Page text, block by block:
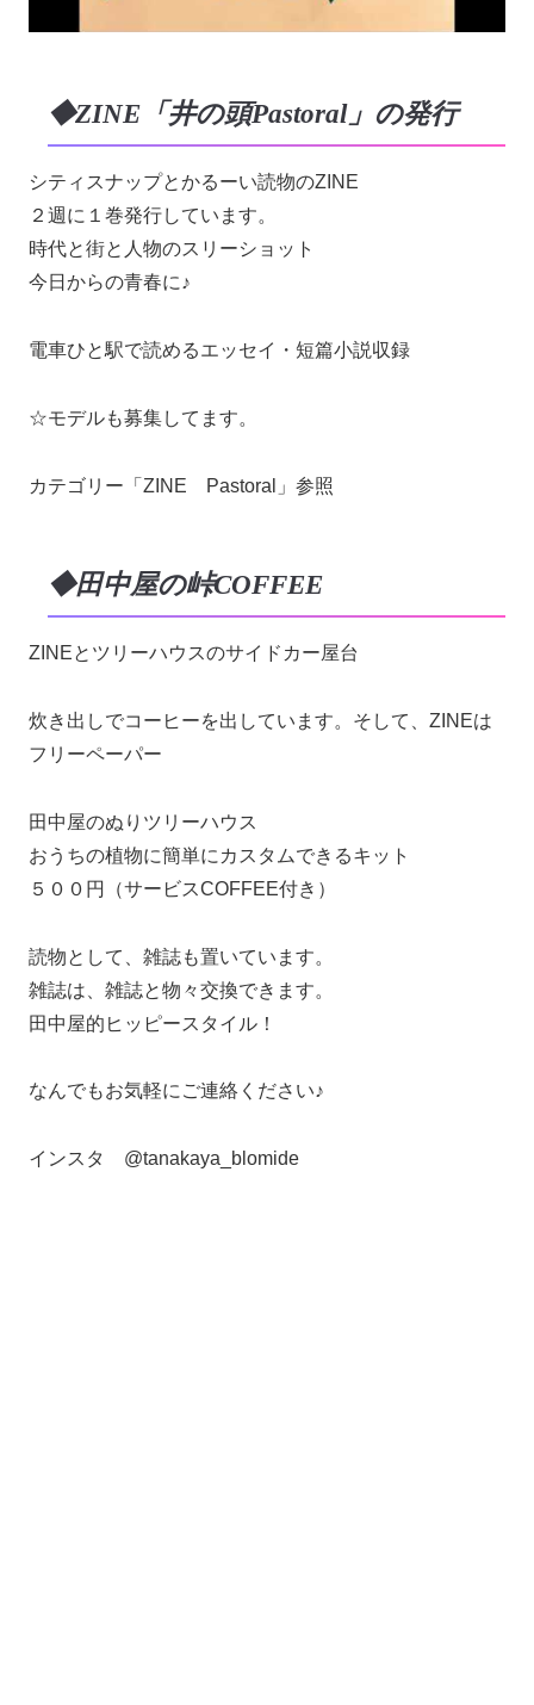
◆ZINE「井の頭Pastoral」の発行
シティスナップとかるーい読物のZINE
２週に１巻発行しています。
時代と街と人物のスリーショット
今日からの青春に♪
電車ひと駅で読めるエッセイ・短篇小説収録
☆モデルも募集してます。
カテゴリー「ZINE Pastoral」参照
◆田中屋の峠COFFEE
ZINEとツリーハウスのサイドカー屋台
炊き出しでコーヒーを出しています。そして、ZINEは
フリーペーパー
田中屋のぬりツリーハウス
おうちの植物に簡単にカスタムできるキット
５００円（サービスCOFFEE付き）
読物として、雑誌も置いています。
雑誌は、雑誌と物々交換できます。
田中屋的ヒッピースタイル！
なんでもお気軽にご連絡ください♪
インスタ @tanakaya_blomide